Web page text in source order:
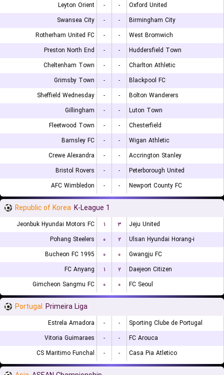
Leyton Orient
- -
Oxford United
Swansea City
- -
Birmingham City
Rotherham United FC
- -
West Bromwich
Preston North End
- -
Huddersfield Town
Cheltenham Town
- -
Charlton Athletic
Grimsby Town
- -
Blackpool FC
Sheffield Wednesday
- -
Bolton Wanderers
Gillingham
- -
Luton Town
Fleetwood Town
- -
Chesterfield
Barnsley FC
- -
Wigan Athletic
Crewe Alexandra
- -
Accrington Stanley
Bristol Rovers
- -
Peterborough United
AFC Wimbledon
- - Newport County FC
Republic of Korea K-League 1
Jeonbuk Hyundai Motors FC ۱ ۳
Jeju United
Pohang Steelers
۰ ۲
Ulsan Hyundai Horang-i
Bucheon FC 1995
۰ ۰
Gwangju FC
FC Anyang
۱ ۲
Daejeon Citizen
Gimcheon Sangmu FC
۰ ۰ FC Seoul
Portugal Primeira Liga
Estrela Amadora - -
Sporting Clube de Portugal
Vitoria Guimaraes
- -
FC Arouca
CS Maritimo Funchal
- - Casa Pia Atletico